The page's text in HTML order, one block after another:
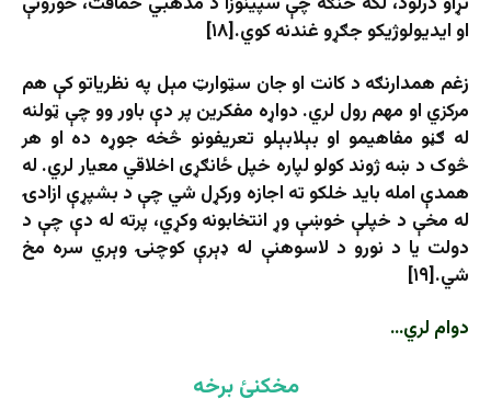
او ایدیولوژیکو جګړو غندنه کوي.[۱۸]
زغم همدارنګه د کانت او جان سټوارټ مېل په نظریاتو کې هم
مرکزي او مهم رول لري. دواړه مفکرین پر دې باور وو چې ټولنه
له ګڼو مفاهیمو او بېلابېلو تعریفونو څخه جوړه ده او هر
څوک د ښه ژوند کولو لپاره خپل ځانګړی اخلاقي معیار لري. له
همدې امله باید خلکو ته اجازه ورکړل شي چې د بشپړې ازادۍ
له مخې د خپلې خوښې وړ انتخابونه وکړي، پرته له دې چې د
دولت یا د نورو د لاسوهنې له ډېرې کوچنۍ وېري سره مخ
شي.[۱۹]
دوام لري…
مخکنئ برخه